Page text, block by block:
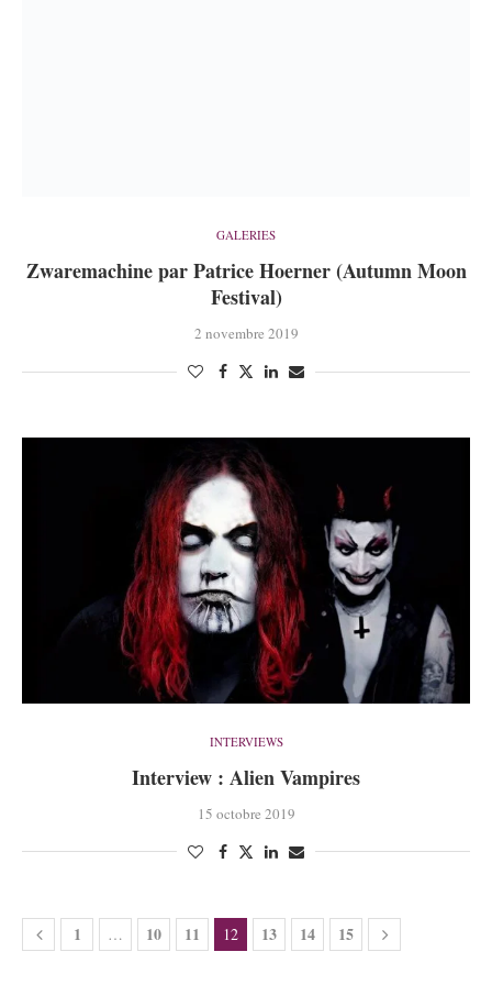
GALERIES
Zwaremachine par Patrice Hoerner (Autumn Moon
Festival)
2 novembre 2019
INTERVIEWS
Interview : Alien Vampires
15 octobre 2019
1 … 10 11 12 13 14 15